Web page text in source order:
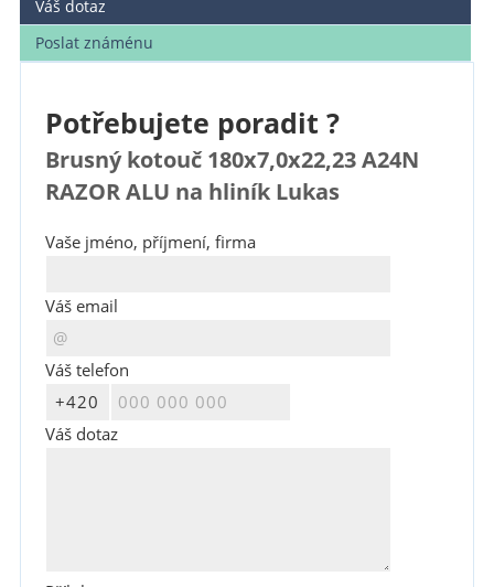
Váš dotaz
Poslat známénu
Potřebujete poradit ?
Brusný kotouč 180x7,0x22,23 A24N
RAZOR ALU na hliník Lukas
Vaše jméno, příjmení, firma
Váš email
Váš telefon
Váš dotaz